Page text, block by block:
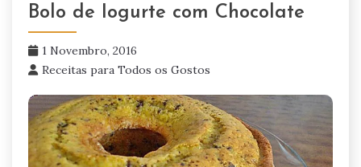
Bolo de Iogurte com Chocolate
1 Novembro, 2016
Receitas para Todos os Gostos